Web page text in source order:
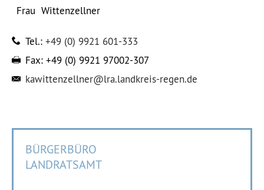
Frau Wittenzellner
Tel.: +49 (0) 9921 601-333
Fax: +49 (0) 9921 97002-307
kawittenzellner@lra.landkreis-regen.de
BÜRGERBÜRO
LANDRATSAMT